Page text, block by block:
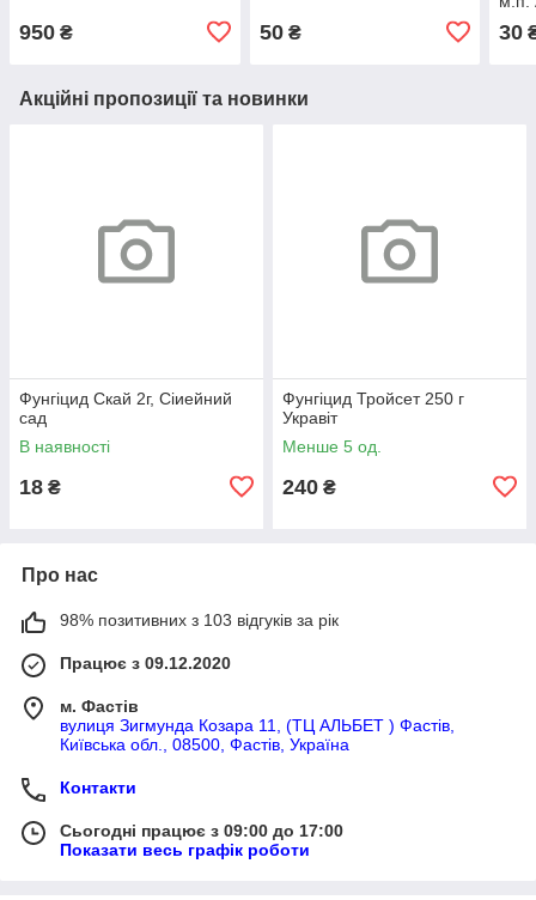
950 ₴ 50₴ 30
Акційні пропозиції та новинки
Фунгіцид Скай 2г, Сіиейний
сад
В наявності
18 ₴
Фунгіцид Тройсет 250 г
Укравіт
Менше 5 од.
240 ₴
Про нас
98% позитивних з 103 відгуків за рік
Працює з 09.12.2020
м. Фастів
вулиця Зигмунда Козара 11, (ТЦ АЛЬБЕТ ) Фастів,
Київська обл., 08500, Фастів, Україна
Контакти
Сьогодні працює з 09:00 до 17:00
Показати весь графік роботи